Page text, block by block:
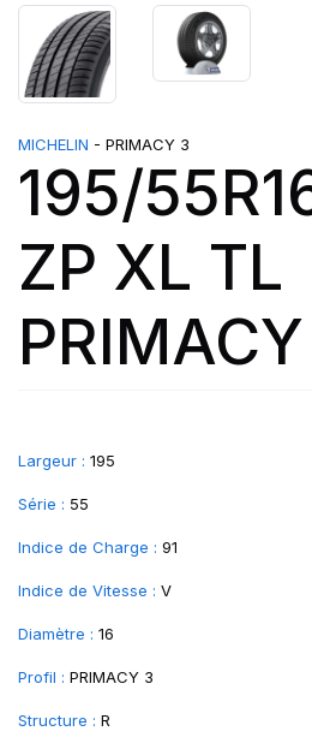
MICHELIN - PRIMACY 3
195/
ZP XL TL
Largeur : 195
Série : 55
Indice de Charge : 91
Indice de Vitesse : V
Diamètre : 16
Profil : PRIMACY 3
Structure : R